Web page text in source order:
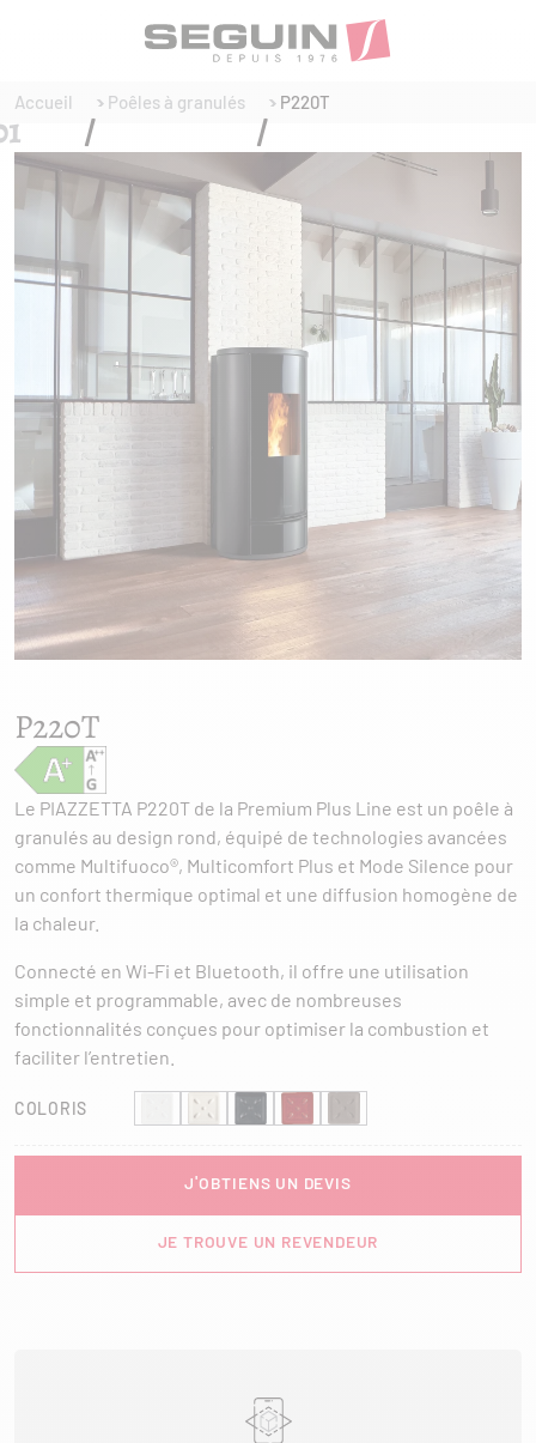
Accueil Poêles à granulés P220T
P220T
Le PIAZZETTA P220T de la Premium Plus Line est un poêle à
granulés au design rond, équipé de technologies avancées
comme Multifuoco®, Multicomfort Plus et Mode Silence pour
un confort thermique optimal et une diffusion homogène de
la chaleur.
Connecté en Wi-Fi et Bluetooth, il offre une utilisation
simple et programmable, avec de nombreuses
fonctionnalités conçues pour optimiser la combustion et
faciliter l’entretien.
COLORIS
J'OBTIENS UN DEVIS
JE TROUVE UN REVENDEUR